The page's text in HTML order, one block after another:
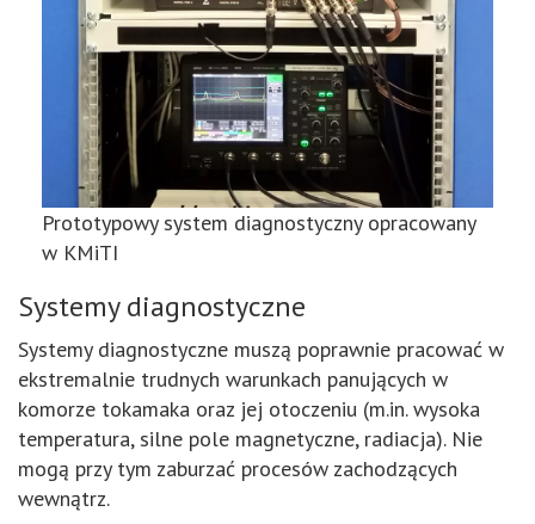
Prototypowy system diagnostyczny opracowany
w KMiTI
Systemy diagnostyczne
Systemy diagnostyczne muszą poprawnie pracować w
ekstremalnie trudnych warunkach panujących w
komorze tokamaka oraz jej otoczeniu (m.in. wysoka
temperatura, silne pole magnetyczne, radiacja). Nie
mogą przy tym zaburzać procesów zachodzących
wewnątrz.